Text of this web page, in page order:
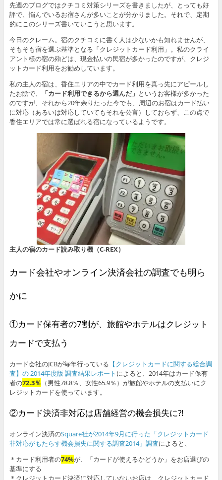
先週のブログではクチコミ対策シリーズを書きましたが、とっても好
評で、悩んでいるお宿さんが多いことが分かりました。それで、定期
的にこのシリーズ書いていこうと思います。
今日のクレーム。宿のクチコミに書く人は少ないかも知れませんが、
そもそも宿を選ぶ基準となる「クレジットカード利用」。私のクライ
アント様の宿の殆どは、現金払いの民宿が多かったのですが、クレジ
ットカード利用をお勧めしています。
私の主人の宿は、香住エリアの中でカード利用を真っ先にアピールし
たお陰で、
「カード利用できるから選んだ」 というお客様が多かった
のですが、それから20年余りたった今でも、周辺のお宿はカード払い
に対応（あるいは対応していてもそれを公言）しておらず、この点で
香住エリアでは常に選ばれる宿になっているようです。
主人の宿のカード読み取り機（C-REX）
カード会社やオンライン決済会社の調査でも明ら
かに
①カード保有者の7割が、旅館やホテルはクレジット
カードで支払う
カード会社のJCBが毎年行っている 【クレジットカードに関する総合調
査】の 2014年度版 調査結果レポート によると、2014年はカード保有
者の72.3％ （男性78.8％、女性65.9％）が旅館やホテルの支払いにク
レジットカードを使っています。
②カード決済非対応は店舗経営の機会損失に?!
オンライン決済のSquare社が2014年9月に行った「クレジットカード
非対応がもたらす機会損失に関する調査2014」調査によると、
＊カード利用者の74%が、「カードが使えるかどうか」をお店選びの
基準にする
＊クレジットカード決済に対応していないお店は、クレジットカード